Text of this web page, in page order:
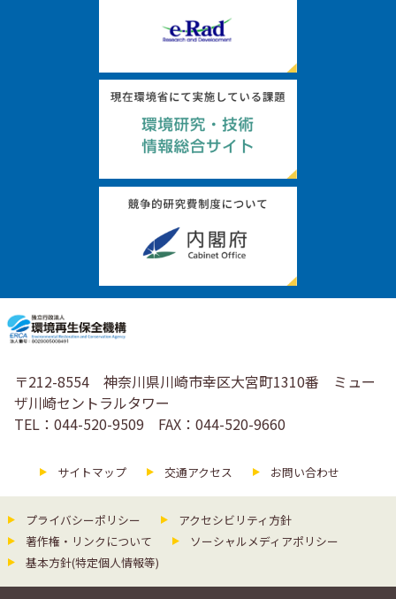
〒212-8554 神奈川県川崎市幸区大宮町1310番 ミュー
ザ川崎セントラルタワー
TEL：044-520-9509 FAX：044-520-9660
サイトマップ 交通アクセス お問い合わせ
プライバシーポリシー
アクセシビリティ方針
著作権・リンクについて
ソーシャルメディアポリシー
基本方針(特定個人情報等)